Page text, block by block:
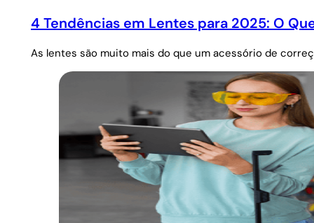
4 Tendências em Lentes para 2025: O
As lentes são muito mais do que um acessório de